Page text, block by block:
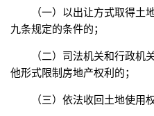
（一）以出让方式取得土
九条规定的条件的；
（二）司法机关和行政机
他形式限制房地产权利的；
（三）依法收回土地使用